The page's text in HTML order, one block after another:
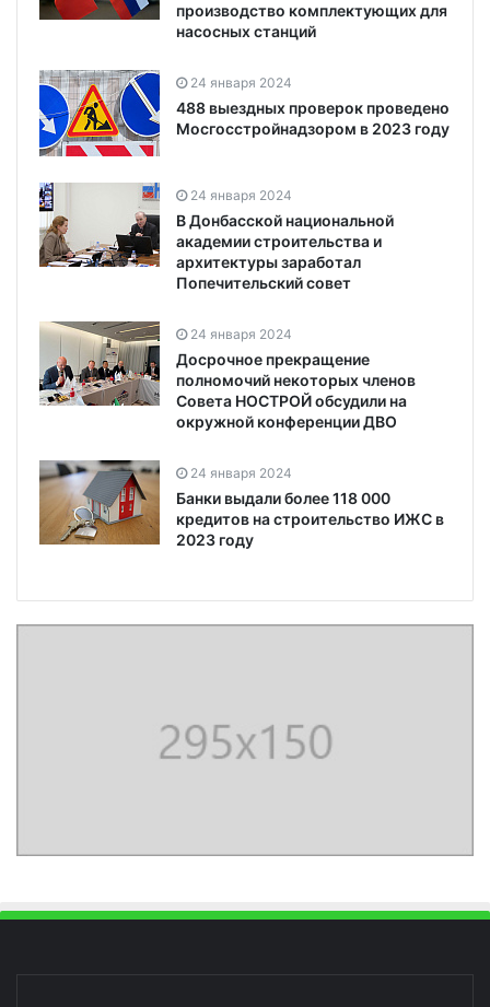
производство комплектующих для
насосных станций
24 января 2024
488 выездных проверок проведено
Мосгосстройнадзором в 2023 году
24 января 2024
В Донбасской национальной
академии строительства и
архитектуры заработал
Попечительский совет
24 января 2024
Досрочное прекращение
полномочий некоторых членов
Совета НОСТРОЙ обсудили на
окружной конференции ДВО
24 января 2024
Банки выдали более 118 000
кредитов на строительство ИЖС в
2023 году